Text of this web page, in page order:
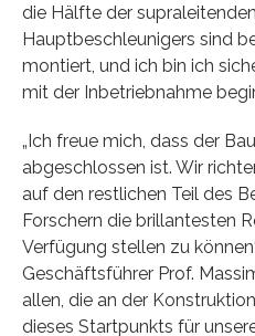
die Hälfte der
Hauptbeschleunigers sind
montiert, und ich bin ich
mit der Inbetriebnahme
„Ich freue mich, dass der
abgeschlossen ist. Wir
auf den restlichen Teil des
Forschern die brillantesten
Verfügung stellen zu
Geschäftsführer Prof.
allen, die an der
dieses Startpunkts für